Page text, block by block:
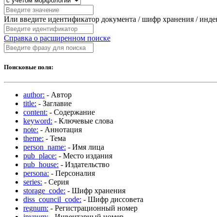
Или введите идентификатор документа / шифр хранения /
Справка о расширенном поиске
Поисковые поля:
author: - Автор
title: - Заглавие
content: - Содержание
keyword: - Ключевые слова
note: - Аннотация
theme: - Тема
person_name: - Имя лица
pub_place: - Место издания
pub_house: - Издательство
persona: - Персоналия
series: - Серия
storage_code: - Шифр хранения
diss_council_code: - Шифр диссовета
regnum: - Регистрационный номер